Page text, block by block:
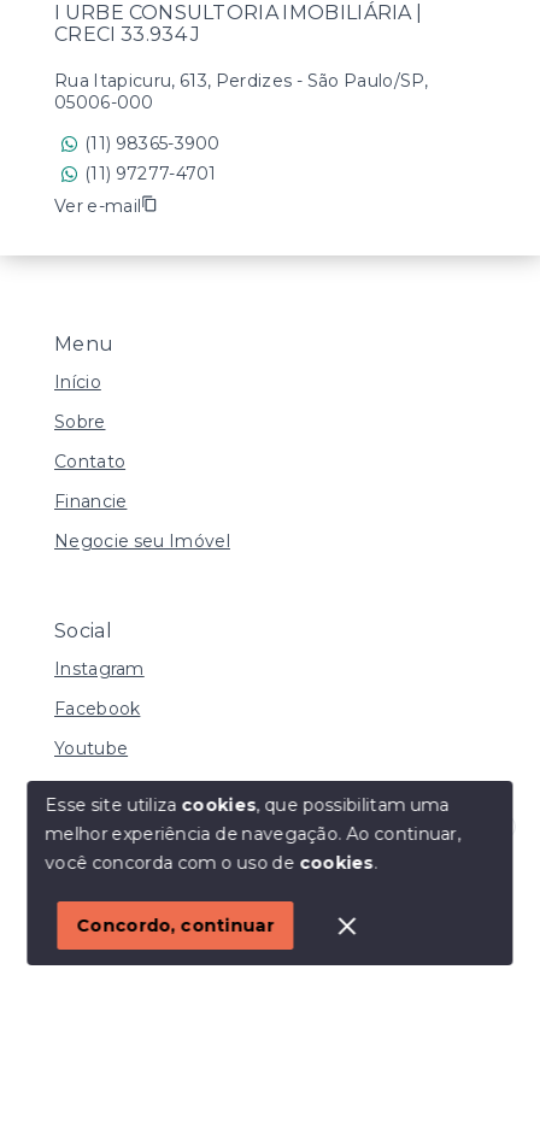
Olá! Estamos disponíveis para te ajudar.
Menu
Início
Sobre
Contato
Financie
Negocie seu Imóvel
Social
Instagram
Facebook
Youtube
© Copyright 2026 - I URBE CONSULTORIA
IMOBILIÁRIA | CRECI 33.934 J - Todos os direitos
SITE PARA IMOBILIARIA
I URBE CONSULTORIA IMOBILIÁRIA |
CRECI 33.934 J
Rua Itapicuru, 613, Perdizes - São Paulo/SP,
05006-000
(11) 98365-3900
(11) 97277-4701
Ver e-mail
Esse site utiliza cookies, que possibilitam uma
melhor experiência de navegação.Ao continuar,
você concorda com o uso de cookies.
Concordo, continuar